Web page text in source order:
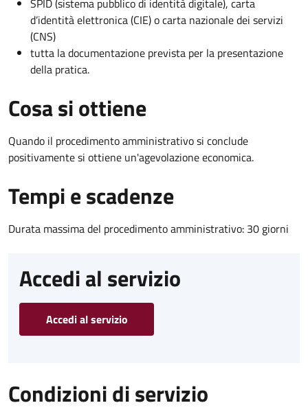
d’identità elettronica (CIE) o carta nazionale dei servizi
(CNS)
tutta la documentazione prevista per la presentazione
della pratica.
Cosa si ottiene
Quando il procedimento amministrativo si conclude
positivamente si ottiene un'agevolazione economica.
Tempi e scadenze
Durata massima del procedimento amministrativo: 30 giorni
Accedi al servizio
Accedi al servizio
Condizioni di servizio